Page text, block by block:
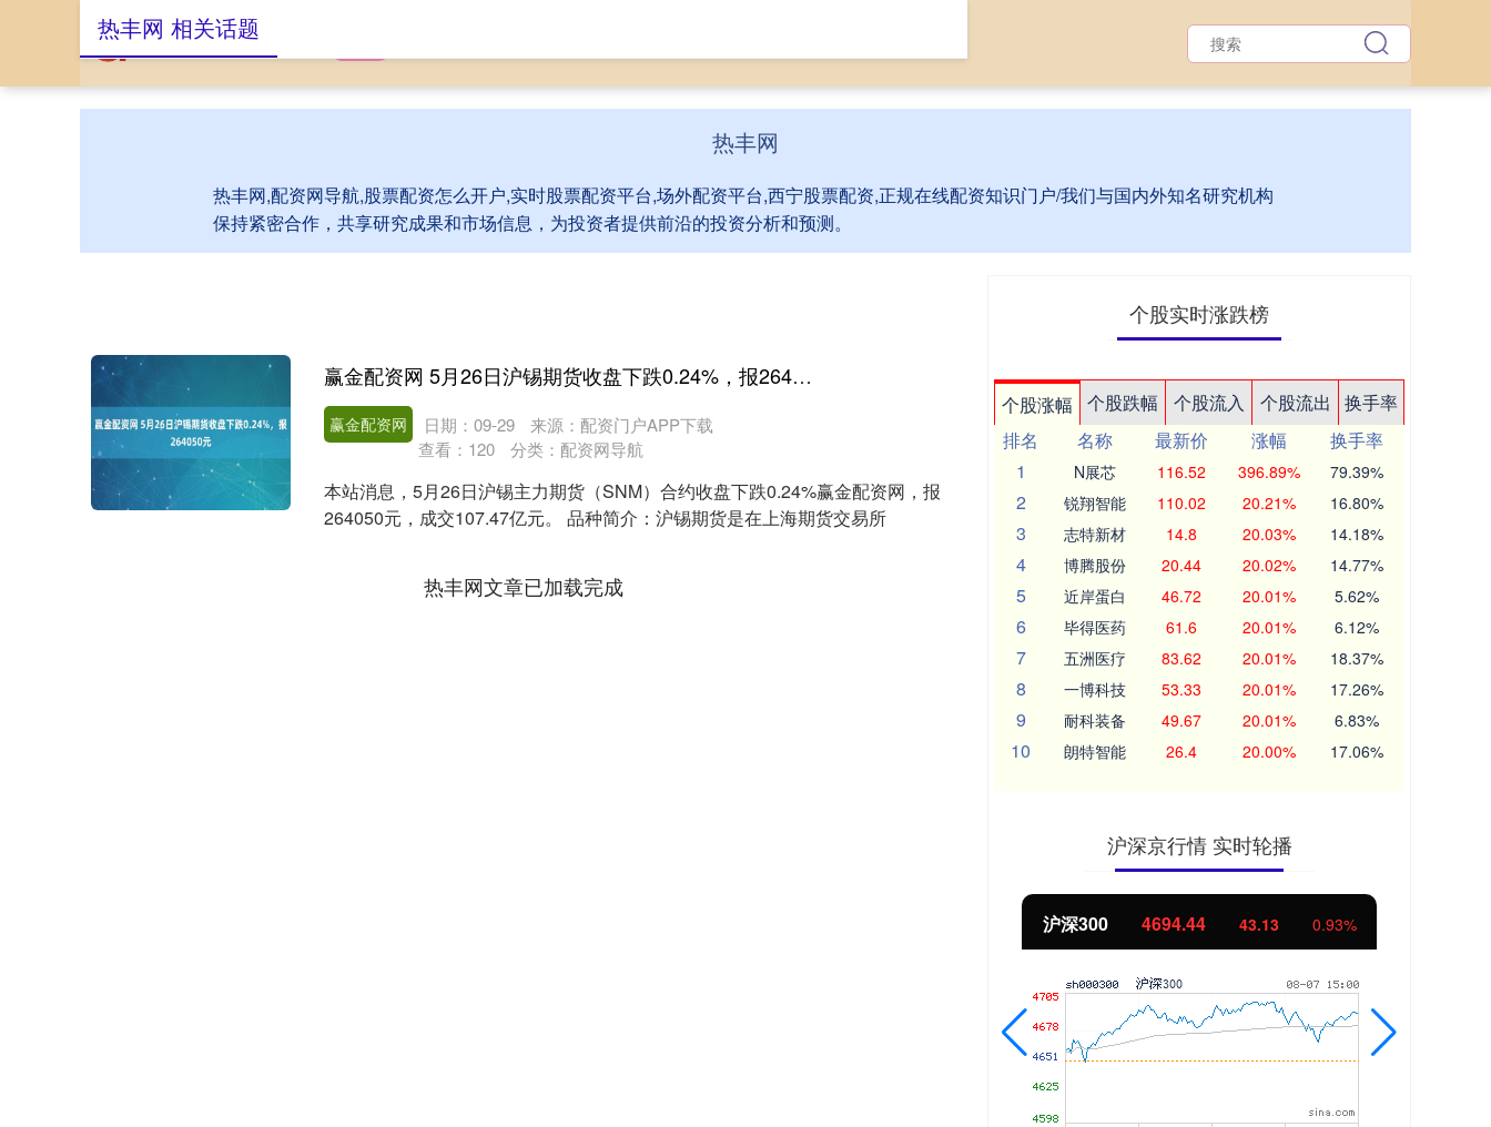
热丰网
热丰网,配资网导航,股票配资怎么开户,实时股票配资平台,场外配资平台,西宁股票配资,正规在线配资知识门户/我们与国内外知名研究机构
保持紧密合作，共享研究成果和市场信息，为投资者提供前沿的投资分析和预测。
热丰网 相关话题
赢金配资网 5月26日沪锡期货收盘下跌0.24%，报264050元
赢金配资网 日期：09-29
来源：配资门户APP下载
查看： 120 分类： 配资网导航
本站消息，5月26日沪锡主力期货（SNM）合约收盘下跌0.24%赢金配资网，报
264050元，成交107.47亿元。 品种简介：沪锡期货是在上海期货交易所
热丰网文章已加载完成
个股实时涨跌榜
个股涨幅 个股跌幅 个股流入 个股流出
换手率
排名
名称 最新价 涨幅
换手率
1
N展芯 116.52 396.89% 79.39%
2 锐翔智能 110.02 20.21% 16.80%
3 志特新材 14.8 20.03% 14.18%
4 博腾股份 20.44 20.02% 14.77%
5 近岸蛋白 46.72 20.01% 5.62%
6 毕得医药 61.6 20.01% 6.12%
7 五洲医疗 83.62 20.01% 18.37%
8 一博科技 53.33 20.01% 17.26%
9 耐科装备 49.67 20.01% 6.83%
10 朗特智能 26.4 20.00% 17.06%
沪深京行情 实时轮播
沪深300 4694.44 43.13 0.93%